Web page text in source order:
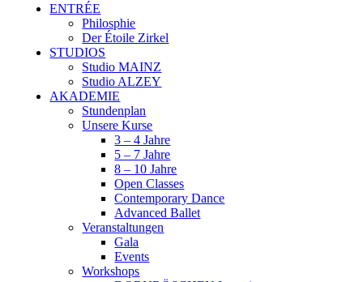
ENTRÉE
Philosphie
Der Étoile Zirkel
STUDIOS
Studio MAINZ
Studio ALZEY
AKADEMIE
Stundenplan
Unsere Kurse
3 – 4 Jahre
5 – 7 Jahre
8 – 10 Jahre
Open Classes
Contemporary Dance
Advanced Ballet
Veranstaltungen
Gala
Events
Workshops